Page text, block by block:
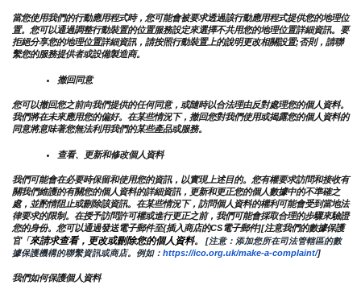
當您使用我們的行動應用程式時，您可能會被要求透過該行動應用程式提供您的地理位
置。您可以通過調整行動裝置的位置服務設定來選擇不共用您的地理位置詳細資訊。要
拒絕分享您的地理位置詳細資訊，請按照行動裝置上的說明更改相關設置;否則，請聯
繫您的服務提供者或設備製造商。
撤回同意
您可以撤回您之前向我們提供的任何同意，或隨時以合法理由反對處理您的個人資料。
我們將在未來應用您的偏好。在某些情況下，撤回您對我們使用或揭露您的個人資料的
同意將意味著您無法利用我們的某些產品或服務。
查看、更新和修改個人資料
我們可能會在必要時保留和使用您的資訊，以實現上述目的。您有權要求訪問和接收有
關我們維護的有關您的個人資料的詳細資訊，更新和更正您的個人數據中的不準確之
處，並酌情阻止或刪除該資訊。在某些情況下，訪問個人資料的權利可能會受到當地法
律要求的限制。在授予訪問許可權或進行更正之前，我們可能會採取合理的步驟來驗證
您的身份。您可以通過發送電子郵件至{插入商店的CS電子郵件][注意我們的數據保護
官「來請求查看，更改或刪除您的個人資料。
[注意：添加您所在司法管轄區的數
據保護機構的聯繫資訊或商店。例如： https://ico.org.uk/make-a-complaint/]
我們如何保護個人資料